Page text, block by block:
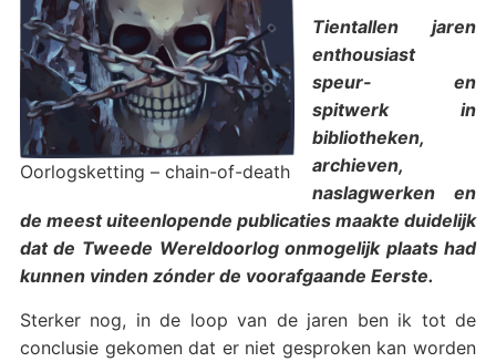
Oorlogsketting – chain-of-death
Tientallen jaren
enthousiast
speur- en
spitwerk in
bibliotheken,
archieven,
naslagwerken en
de meest uiteenlopende publicaties maakte duidelijk
dat de Tweede Wereldoorlog onmogelijk plaats had
kunnen vinden zónder de voorafgaande Eerste.
Sterker nog, in de loop van de jaren ben ik tot de
conclusie gekomen dat er niet gesproken kan worden